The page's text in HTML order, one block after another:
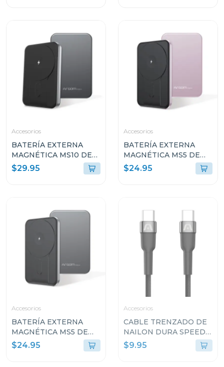
Accesorios
BATERÍA EXTERNA
MAGNÉTICA MS10 DE
1000MAH DE
ALUMINIO ARGPB1162
$29.95
Accesorios
BATERÍA EXTERNA
MAGNÉTICA MS5 DE
5000MAH DE
ALUMINIO ROSA
$24.95
Accesorios
BATERÍA EXTERNA
MAGNÉTICA MS5 DE
5000MAH DE
ALUMINIO ARGPB1160
$24.95
Accesorios
CABLE TRENZADO DE
NAILON DURA SPEED
DE 240W TIPO-C A
TIPO-C PARA CARGA Y
$9.95